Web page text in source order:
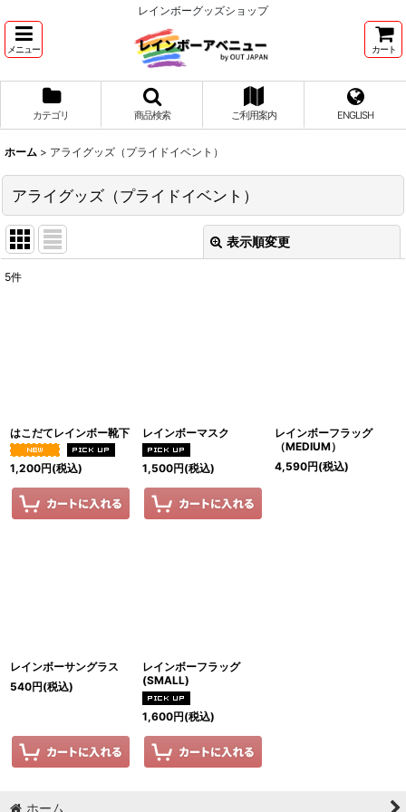
レインボーグッズショップ
メニュー カート
カテゴリ 商品検索 ご利用案内 ENGLISH
ホーム > アライグッズ（プライドイベント）
アライグッズ（プライドイベント）
表示順変更
5件
はこだてレインボー靴下
1,200円(税込)
レインボーマスク
1,500円(税込)
レインボーフラッグ
（MEDIUM）
4,590円(税込)
レインボーサングラス
540円(税込)
レインボーフラッグ
(SMALL)
1,600円(税込)
ホーム